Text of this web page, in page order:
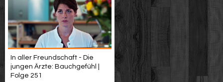
In aller Freundschaft - Die
jungen Ärzte: Bauchgefühl |
Folge 251